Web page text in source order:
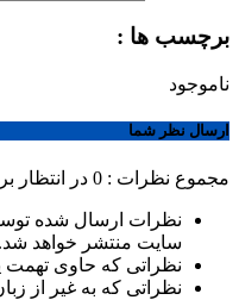
برچسب ها :
ناموجود
ارسال نظر شما
مجموع نظرات : 0 در انتظار
نظرات ارسال شده
سایت منتشر خواهد شد.
نظراتی که حاوی تهمت
نظراتی که به غیر از